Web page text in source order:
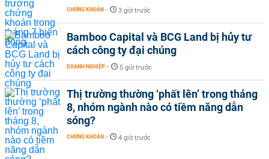
CHỨNG KHOÁN - 3 giờ trước
Bamboo Capital và BCG Land bị hủy tư
cách công ty đại chúng
DOANH NGHIỆP - 5 giờ trước
Thị trường thường ‘phất lên’ trong tháng
8, nhóm ngành nào có tiềm năng dẫn
sóng?
CHỨNG KHOÁN - 4 giờ trước